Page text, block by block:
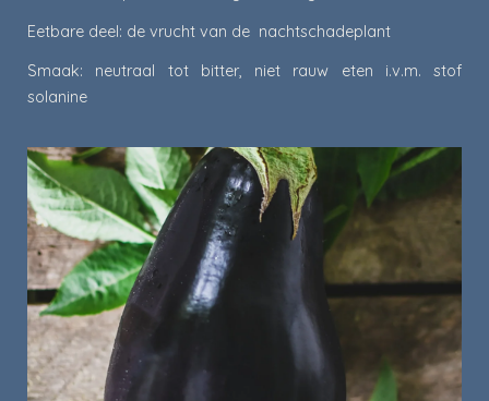
Eetbare deel: de vrucht van de nachtschadeplant
Smaak: neutraal tot bitter, niet rauw eten i.v.m. stof
solanine